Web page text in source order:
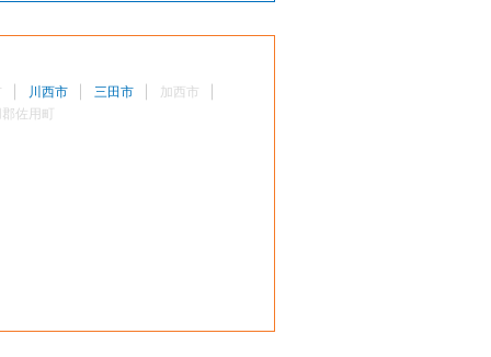
川西市 三田市
加西市
佐用町